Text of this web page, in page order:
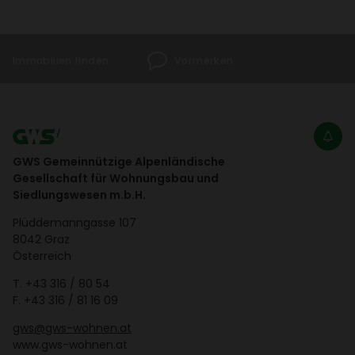
GWS Gemeinnützige Alpenländische
Gesellschaft für Wohnungsbau und
Siedlungswesen m.b.H.
Plüd­de­mann­gasse 107
8042 Graz
Öster­reich
T. +43 316 / 80 54
F. +43 316 / 81 16 09
gws@gws-wohnen.at
www.gws-wohnen.at